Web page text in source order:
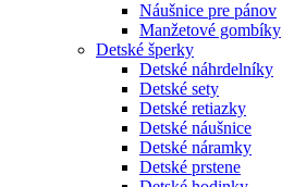
Náušnice pre pánov
Manžetové gombíky
Detské šperky
Detské náhrdelníky
Detské sety
Detské retiazky
Detské náušnice
Detské náramky
Detské prstene